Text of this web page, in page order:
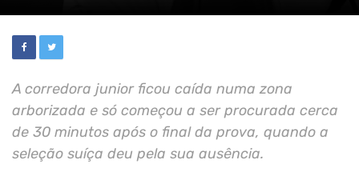
A corredora junior ficou caída numa zona
arborizada e só começou a ser procurada cerca
de 30 minutos após o final da prova, quando a
seleção suíça deu pela sua ausência.